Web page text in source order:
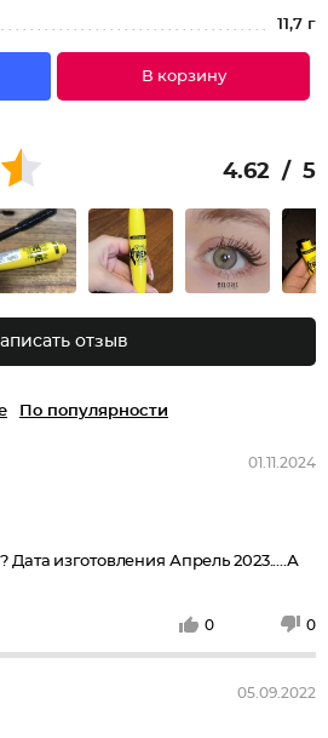
11,7 г
В корзину
4.62 / 5
отзыв
По популярности
01.11.2024
Дата изготовления Апрель 2023.....А
0 0
05.09.2022